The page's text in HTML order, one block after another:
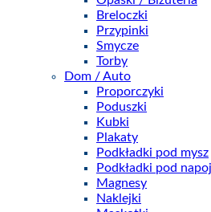
Breloczki
Przypinki
Smycze
Torby
Dom / Auto
Proporczyki
Poduszki
Kubki
Plakaty
Podkładki pod mysz
Podkładki pod
Magnesy
Naklejki